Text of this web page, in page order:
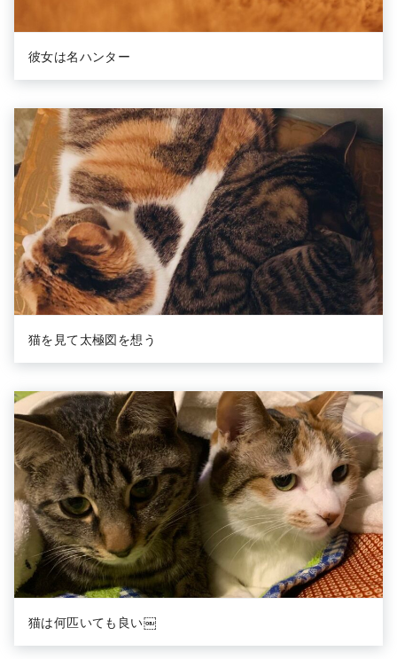
彼女は名ハンター
猫を見て太極図を想う
猫は何匹いても良い￼